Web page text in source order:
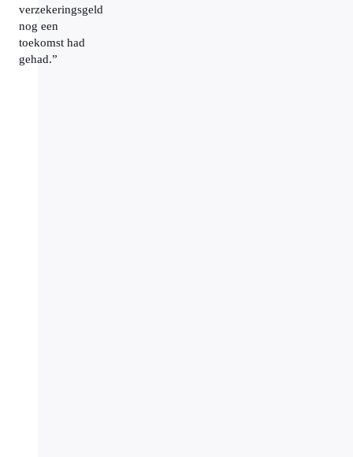
verzekeringsgeld
nog een
toekomst had
gehad.”